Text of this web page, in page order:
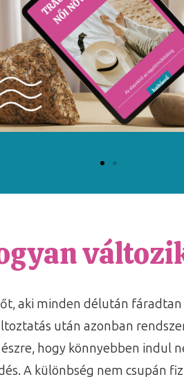
aki minden délután
után azonban
hogy könnyebben indul
A különbség nem csupán